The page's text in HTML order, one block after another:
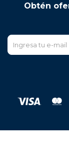
Obtén